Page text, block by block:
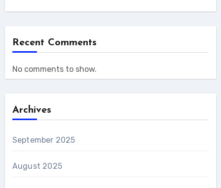
Recent Comments
No comments to show.
Archives
September 2025
August 2025